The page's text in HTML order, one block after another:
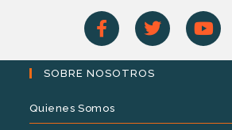
SOBRE NOSOTROS
Quienes Somos